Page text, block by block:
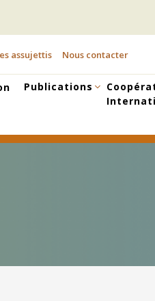
assujettis Nous contacter
Publications